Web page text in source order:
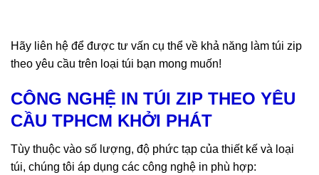
Hãy liên hệ để được tư vấn cụ thể về khả năng làm túi zip
theo yêu cầu trên loại túi bạn mong muốn!
CÔNG NGHỆ IN TÚI ZIP THEO YÊU
CẦU TPHCM KHỞI PHÁT
Tùy thuộc vào số lượng, độ phức tạp của thiết kế và loại
túi, chúng tôi áp dụng các công nghệ in phù hợp: